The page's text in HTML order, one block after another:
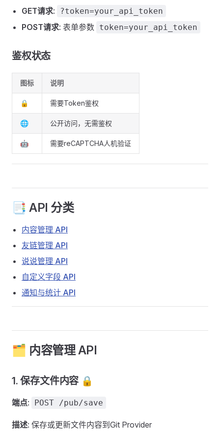
GET请求: ?token=your_api_token
POST请求: 表单参数 token=your_api_token
鉴权状态
图标 说明
🔒 需要Token鉴权
🌐 公开访问，无需鉴权
🤖 需要reCAPTCHA人机验证
📑 API 分类
内容管理 API
友链管理 API
说说管理 API
自定义字段 API
通知与统计 API
🗂️ 内容管理 API
1. 保存文件内容 🔒
端点: POST /pub/save
描述: 保存或更新文件内容到Git Provider